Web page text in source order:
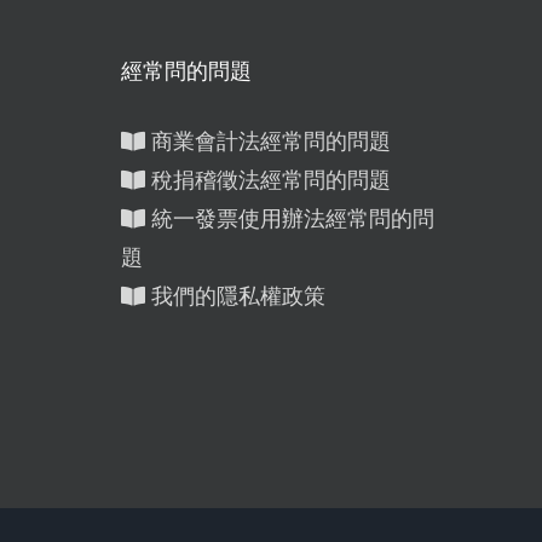
經常問的問題
商業會計法經常問的問題
稅捐稽徵法經常問的問題
統一發票使用辦法經常問的問
題
我們的隱私權政策